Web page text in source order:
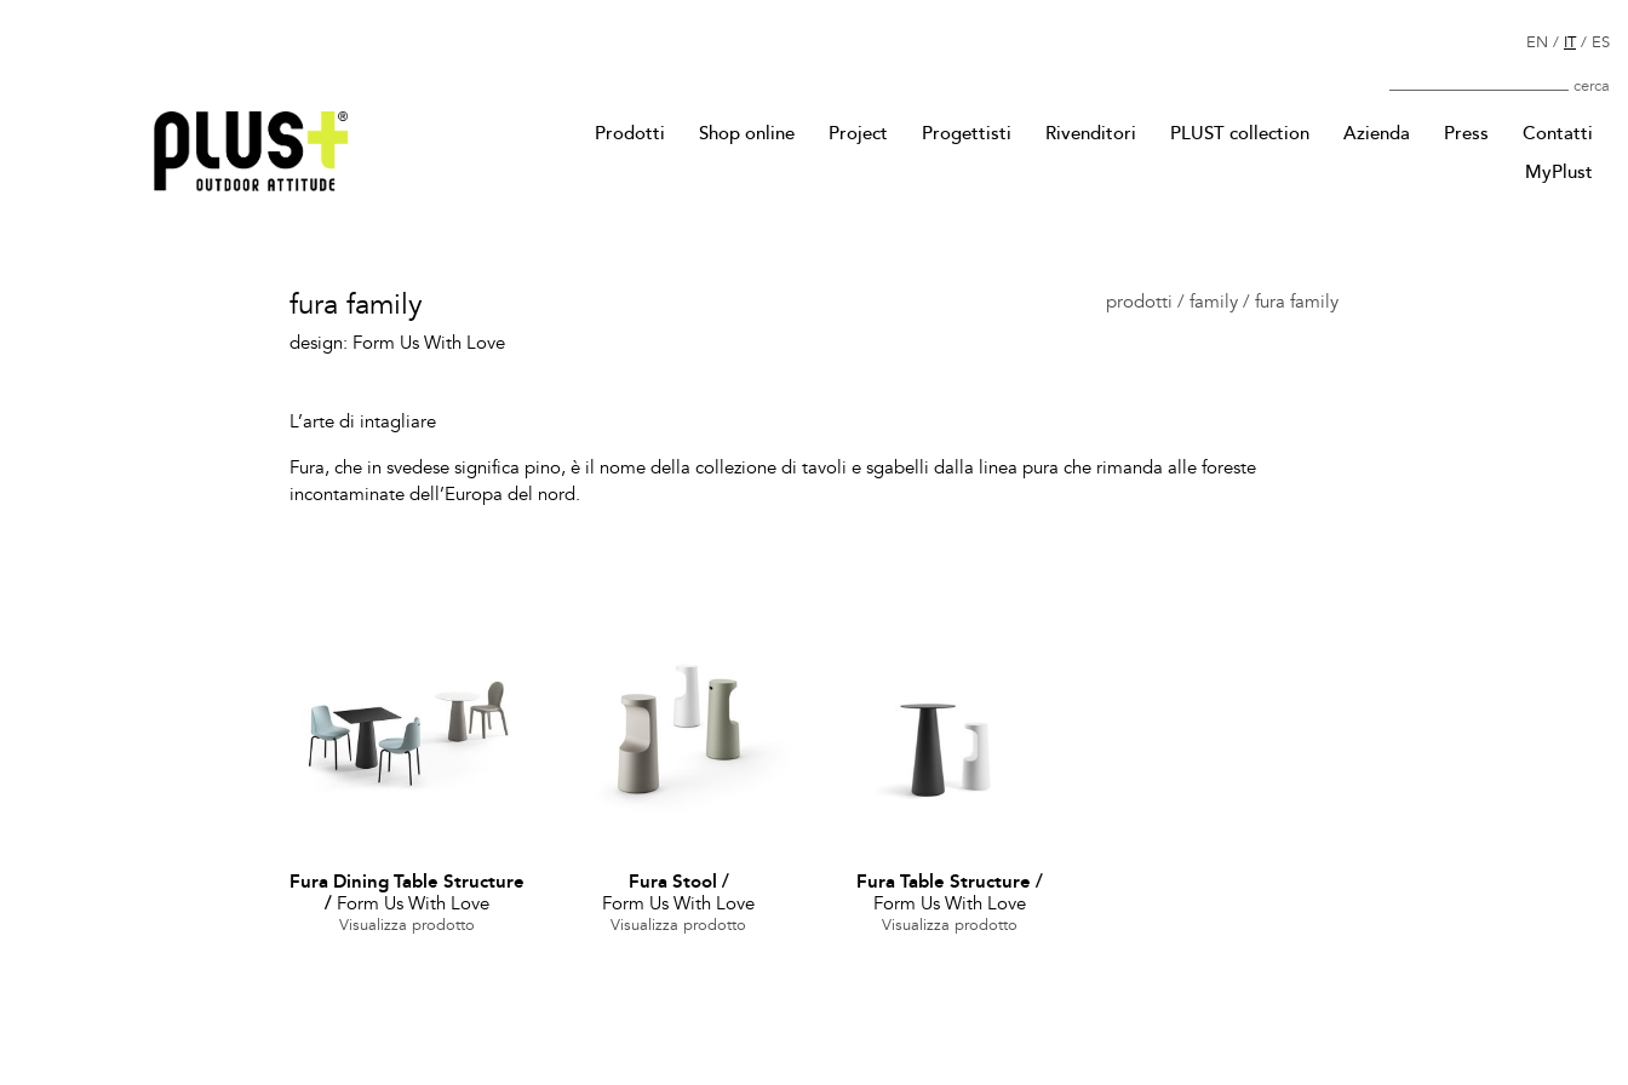
Prodotti Shop online Project Progettisti Rivenditori PLUST collection Azienda Press
Contatti
MyPlust
EN / IT/ ES
Cerca
fura family
design: Form Us With Love
prodotti / family / fura family
L’arte di intagliare
Fura, che in svedese significa pino, è il nome della collezione di tavoli e sgabelli dalla linea pura che rimanda alle foreste
incontaminate dell’Europa del nord.
Fura Dining Table Structure
/ Form Us With Love
Visualizza prodotto
Fura Stool /
Form Us With Love
Visualizza prodotto
Fura Table Structure /
Form Us With Love
Visualizza prodotto